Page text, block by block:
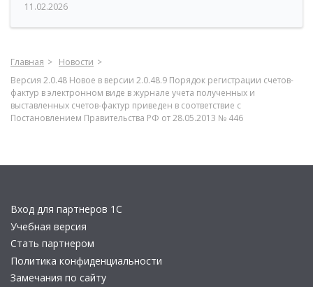
11.02.2026
Главная
Новости
Версия 2.0.48 Новое в версии 2.0.48.9 Порядок регистрации счетов-
фактур в электронном виде в журнале учета полученных и
выставленных счетов-фактур приведен в соответствие с
Постановлением Правительства РФ от 28.05.2013 № 446
Вход для партнеров 1С
Учебная версия
Стать партнером
Политика конфиденциальности
Замечания по сайту